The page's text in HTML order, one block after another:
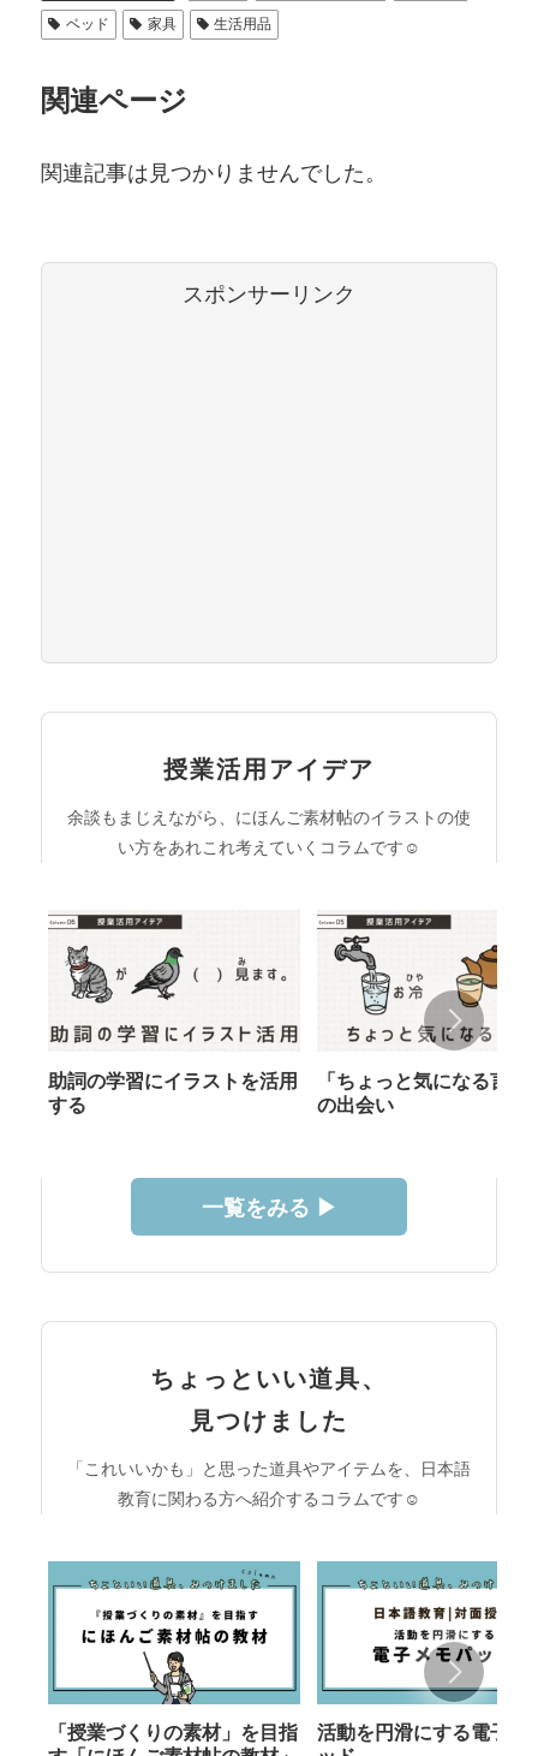
ベッド 家具 生活用品
関連ページ
関連記事は見つかりませんでした。
スポンサーリンク
授業活用アイデア
余談もまじえながら、にほんご素材帖のイラストの使
い方をあれこれ考えていくコラムです☺︎
助詞の学習にイラストを活用
する
「ちょっと気になる言葉
の出会い
一覧をみる ▶︎
ちょっといい道具、
見つけました
「これいいかも」と思った道具やアイテムを、日本語
教育に関わる方へ紹介するコラムです☺︎
「授業づくりの素材」を目指
活動を円滑にする電子メ